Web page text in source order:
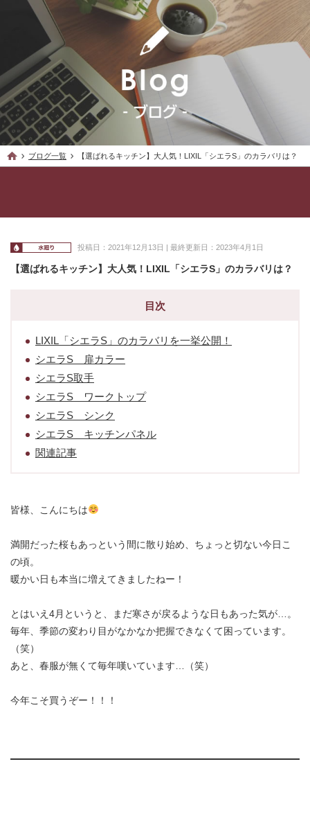
ブログ一覧 【選ばれるキッチン】大人気！LIXIL「シエラS」のカラバリは？
投稿日：2021年12月13日 | 最終更新日：2023年4月1日
【選ばれるキッチン】大人気！LIXIL「シエラS」のカラバリは？
目次
LIXIL「シエラS」のカラバリを一挙公開！
シエラS 扉カラー
シエラS取手
シエラS ワークトップ
シエラS シンク
シエラS キッチンパネル
関連記事
皆様、こんにちは
満開だった桜もあっという間に散り始め、ちょっと切ない今日こ
の頃。
暖かい日も本当に増えてきましたねー！
とはいえ4月というと、まだ寒さが戻るような日もあった気が…。
毎年、季節の変わり目がなかなか把握できなくて困っています。
（笑）
あと、春服が無くて毎年嘆いています…（笑）
今年こそ買うぞー！！！